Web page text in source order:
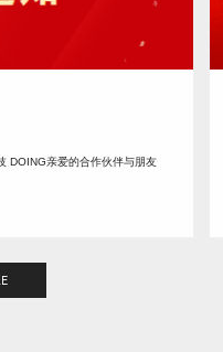
DOING亲爱的合作伙伴与朋友